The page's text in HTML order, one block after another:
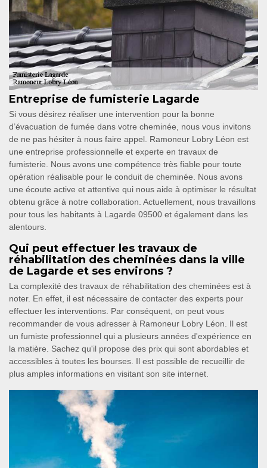
Entreprise de fumisterie Lagarde
Si vous désirez réaliser une intervention pour la bonne
d’évacuation de fumée dans votre cheminée, nous vous invitons
de ne pas hésiter à nous faire appel. Ramoneur Lobry Léon est
une entreprise professionnelle et experte en travaux de
fumisterie. Nous avons une compétence très fiable pour toute
opération réalisable pour le conduit de cheminée. Nous avons
une écoute active et attentive qui nous aide à optimiser le résultat
obtenu grâce à notre collaboration. Actuellement, nous travaillons
pour tous les habitants à Lagarde 09500 et également dans les
alentours.
Qui peut effectuer les travaux de
réhabilitation des cheminées dans la ville
de Lagarde et ses environs ?
La complexité des travaux de réhabilitation des cheminées est à
noter. En effet, il est nécessaire de contacter des experts pour
effectuer les interventions. Par conséquent, on peut vous
recommander de vous adresser à Ramoneur Lobry Léon. Il est
un fumiste professionnel qui a plusieurs années d'expérience en
la matière. Sachez qu'il propose des prix qui sont abordables et
accessibles à toutes les bourses. Il est possible de recueillir de
plus amples informations en visitant son site internet.